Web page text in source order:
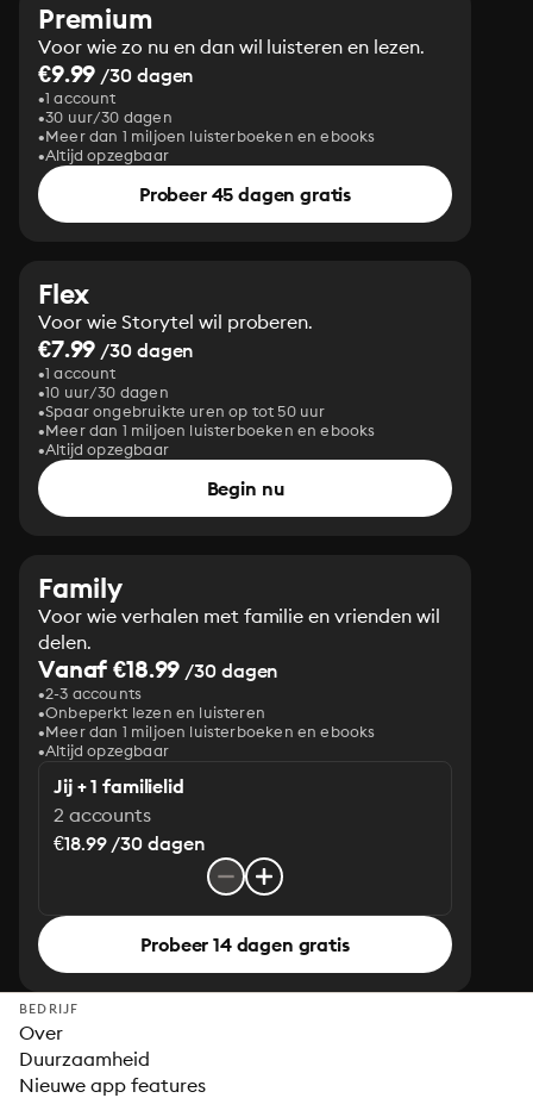
Premium
Voor wie zo nu en dan wil luisteren en lezen.
€9.99 /30 dagen
1 account
30 uur/30 dagen
Meer dan 1 miljoen luisterboeken en ebooks
Altijd opzegbaar
Probeer 45 dagen gratis
Flex
Voor wie Storytel wil proberen.
€7.99 /30 dagen
1 account
10 uur/30 dagen
Spaar ongebruikte uren op tot 50 uur
Meer dan 1 miljoen luisterboeken en ebooks
Altijd opzegbaar
Begin nu
Family
Voor wie verhalen met familie en vrienden wil
delen.
Vanaf €18.99 /30 dagen
2-3 accounts
Onbeperkt lezen en luisteren
Meer dan 1 miljoen luisterboeken en ebooks
Altijd opzegbaar
Jij + 1 familielid
2 accounts
€18.99 /30 dagen
Probeer 14 dagen gratis
BEDRIJF
Over
Duurzaamheid
Nieuwe app features